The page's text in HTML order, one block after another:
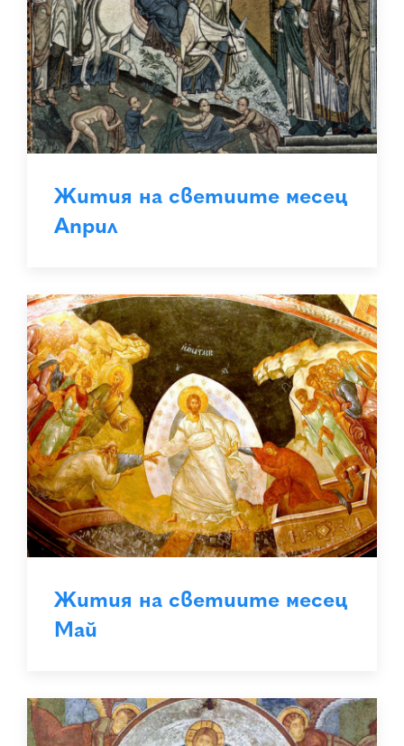
Жития на светиите месец
Април
Жития на светиите месец
Май